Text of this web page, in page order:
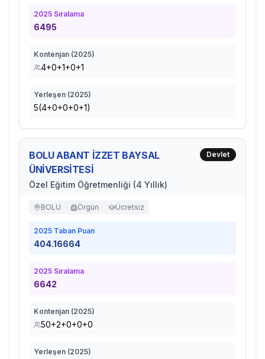
2025 Sıralama
6495
Kontenjan (2025)
4+0+1+0+1
Yerleşen (2025)
5(4+0+0+0+1)
BOLU ABANT İZZET BAYSAL
ÜNİVERSİTESİ
Özel Eğitim Öğretmenliği (4 Yıllık)
Devlet
BOLU Örgün Ücretsiz
2025 Taban Puan
404.16664
2025 Sıralama
6642
Kontenjan (2025)
50+2+0+0+0
Yerleşen (2025)